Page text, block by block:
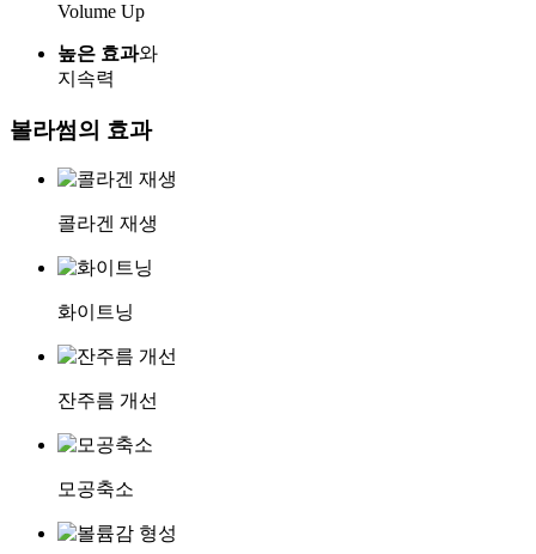
Volume Up
높은 효과와
지속력
볼라썸의 효과
콜라겐 재생
화이트닝
잔주름 개선
모공축소